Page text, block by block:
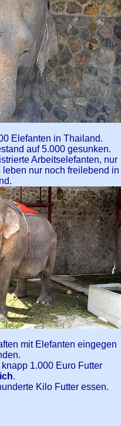
Elefanten in Thailand.
auf 5.000 gesunken.
Arbeitselefanten, nur
nur noch freilebend in
mit Elefanten eingegen
1.000 Euro Futter
.
Kilo Futter essen.